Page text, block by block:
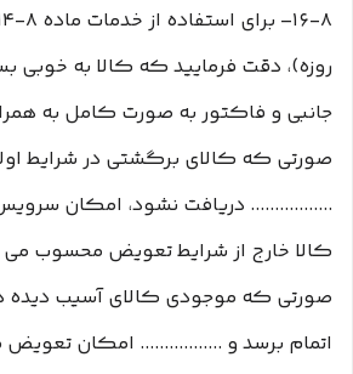
روزه)، دقت فرمایید که کالا به ‏خوبی
جانبی و فاکتور به صورت کامل به
صورتی که کالای برگشتی در شرایط
................. دریافت نشود، امکان
کالا خارج از شرایط تعویض محسوب
صورتی که موجودی کالای آسیب دیده
اتمام برسد و ................. امکان تعویض